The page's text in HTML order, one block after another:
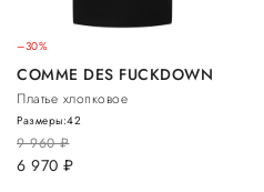
–30%
COMME DES FUCKDOWN
Платье хлопковое
9 960руб.
6 970 руб.
Размеры:42